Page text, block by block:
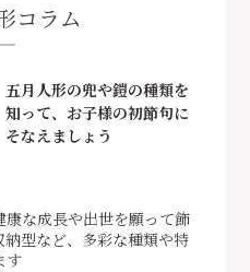
コラム
五月人形の兜や鎧の種類を
知って、お子様の初節句に
そなえましょう
な成長や出世を願って飾
型など、多彩な種類や特
す